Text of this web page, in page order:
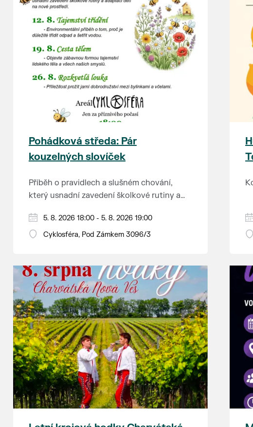
Pohádková středa: Pár
kouzelných slovíček
Příběh o pravidlech a slušném chování,
který usnadní zavedení školkové rutiny a
Hraje se jen za příznivého počasí.
Vstupné dobrovolné.
5. 8. 2026 18:00 - 5. 8. 2026 19:00
Cyklosféra, Pod Zámkem 3096/3